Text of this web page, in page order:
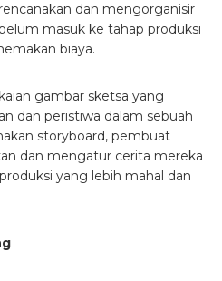
dan mengorganisir
masuk ke tahap produksi
biaya.
gambar sketsa yang
dan peristiwa dalam sebuah
storyboard, pembuat
dan mengatur cerita mereka
yang lebih mahal dan